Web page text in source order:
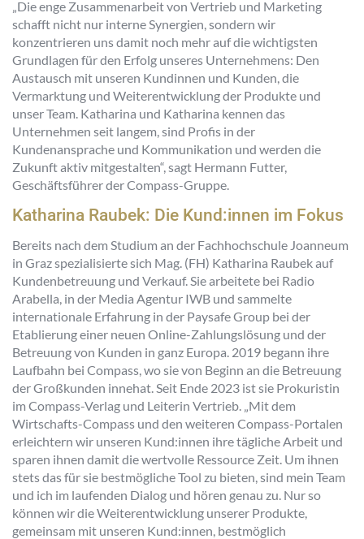
„Die enge Zusammenarbeit von Vertrieb und Marketing
schafft nicht nur interne Synergien, sondern wir
konzentrieren uns damit noch mehr auf die wichtigsten
Grundlagen für den Erfolg unseres Unternehmens: Den
Austausch mit unseren Kundinnen und Kunden, die
Vermarktung und Weiterentwicklung der Produkte und
unser Team. Katharina und Katharina kennen das
Unternehmen seit langem, sind Profis in der
Kundenansprache und Kommunikation und werden die
Zukunft aktiv mitgestalten“, sagt Hermann Futter,
Geschäftsführer der Compass-Gruppe.
Katharina Raubek: Die Kund:innen im Fokus
Bereits nach dem Studium an der Fachhochschule Joanneum
in Graz spezialisierte sich Mag. (FH) Katharina Raubek auf
Kundenbetreuung und Verkauf. Sie arbeitete bei Radio
Arabella, in der Media Agentur IWB und sammelte
internationale Erfahrung in der Paysafe Group bei der
Etablierung einer neuen Online-Zahlungslösung und der
Betreuung von Kunden in ganz Europa. 2019 begann ihre
Laufbahn bei Compass, wo sie von Beginn an die Betreuung
der Großkunden innehat. Seit Ende 2023 ist sie Prokuristin
im Compass-Verlag und Leiterin Vertrieb. „Mit dem
Wirtschafts-Compass und den weiteren Compass-Portalen
erleichtern wir unseren Kund:innen ihre tägliche Arbeit und
sparen ihnen damit die wertvolle Ressource Zeit. Um ihnen
stets das für sie bestmögliche Tool zu bieten, sind mein Team
und ich im laufenden Dialog und hören genau zu. Nur so
können wir die Weiterentwicklung unserer Produkte,
gemeinsam mit unseren Kund:innen, bestmöglich